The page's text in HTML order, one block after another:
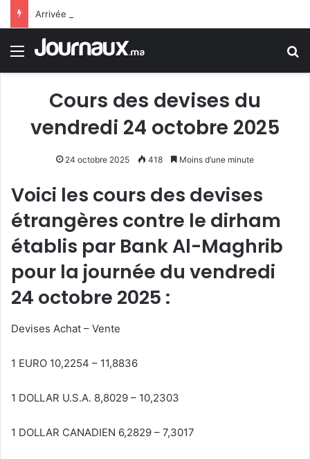
Menu
Cours des devises du
vendredi 24 octobre 2025
24 octobre 2025 418 Moins d’une minute
Voici les cours des devises
étrangères contre le dirham
établis par Bank Al-Maghrib
pour la journée du vendredi
24 octobre 2025 :
Devises Achat – Vente
1 EURO 10,2254 – 11,8836
1 DOLLAR U.S.A. 8,8029 – 10,2303
1 DOLLAR CANADIEN 6,2829 – 7,3017